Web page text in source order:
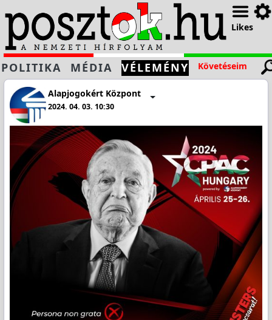
Likes
POLITIKA MÉDIA VÉLEMÉNY Követéseim
Alapjogokért Központ
2024. 04. 03. 10:30